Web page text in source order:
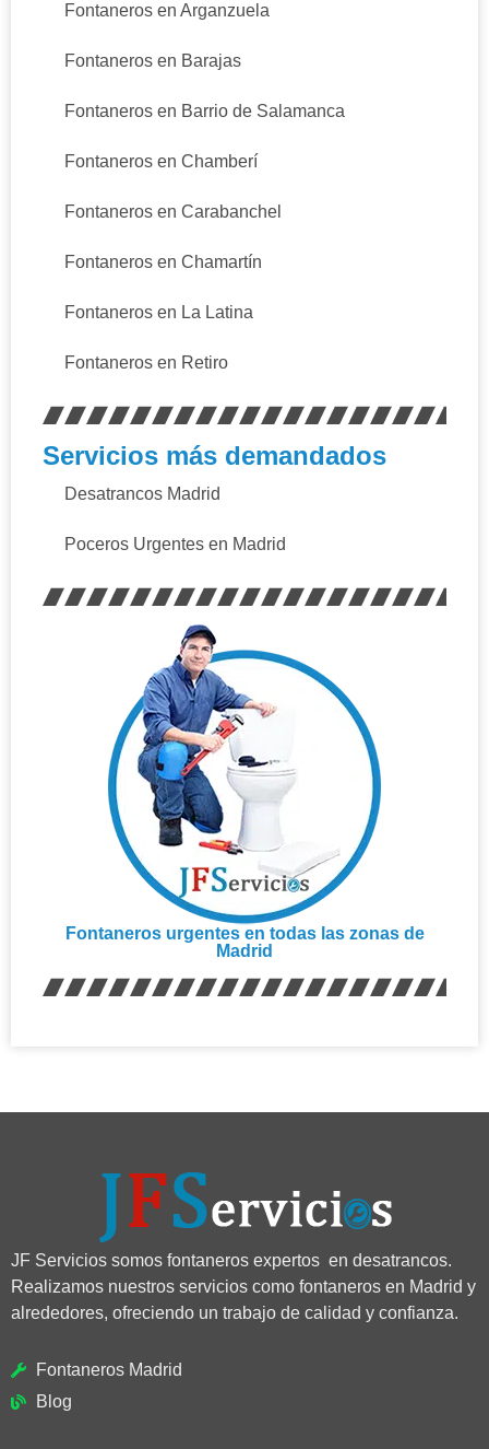
Fontaneros en Arganzuela
Fontaneros en Barajas
Fontaneros en Barrio de Salamanca
Fontaneros en Chamberí
Fontaneros en Carabanchel
Fontaneros en Chamartín
Fontaneros en La Latina
Fontaneros en Retiro
Servicios más demandados
Desatrancos Madrid
Poceros Urgentes en Madrid
Fontaneros urgentes en todas las zonas de
Madrid
JF Servicios somos fontaneros expertos en desatrancos.
Realizamos nuestros servicios como fontaneros en Madrid y
alrededores, ofreciendo un trabajo de calidad y confianza.
Fontaneros Madrid
Blog